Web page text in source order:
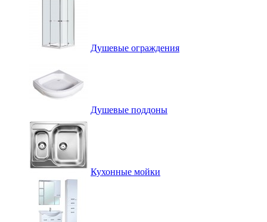
Душевые ограждения
Душевые поддоны
Кухонные мойки